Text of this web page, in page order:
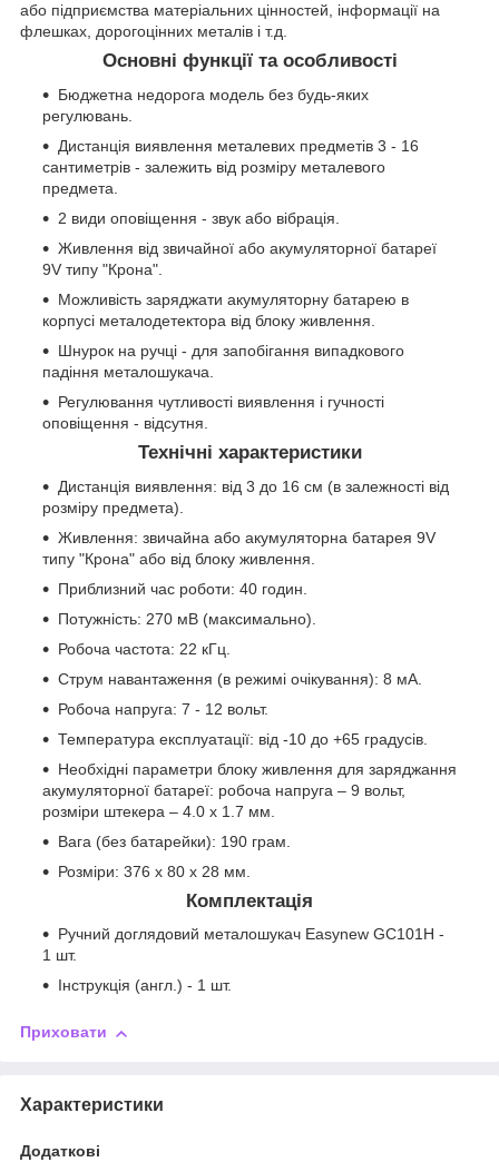
або підприємства матеріальних цінностей, інформації на
флешках, дорогоцінних металів і т.д.
Основні функції та особливості
Бюджетна недорога модель без будь-яких
регулювань.
Дистанція виявлення металевих предметів 3 - 16
сантиметрів - залежить від розміру металевого
предмета.
2 види оповіщення - звук або вібрація.
Живлення від звичайної або акумуляторної батареї
9V типу "Крона".
Можливість заряджати акумуляторну батарею в
корпусі металодетектора від блоку живлення.
Шнурок на ручці - для запобігання випадкового
падіння металошукача.
Регулювання чутливості виявлення і гучності
оповіщення - відсутня.
Технічні характеристики
Дистанція виявлення: від 3 до 16 см (в залежності від
розміру предмета).
Живлення: звичайна або акумуляторна батарея 9V
типу "Крона" або від блоку живлення.
Приблизний час роботи: 40 годин.
Потужність: 270 мВ (максимально).
Робоча частота: 22 кГц.
Струм навантаження (в режимі очікування): 8 мА.
Робоча напруга: 7 - 12 вольт.
Температура експлуатації: від -10 до +65 градусів.
Необхідні параметри блоку живлення для заряджання
акумуляторної батареї: робоча напруга – 9 вольт,
розміри штекера – 4.0 х 1.7 мм.
Вага (без батарейки): 190 грам.
Розміри: 376 x 80 x 28 мм.
Комплектація
Ручний доглядовий металошукач Easynew GC101H -
1 шт.
Інструкція (англ.) - 1 шт.
Приховати
Характеристики
Додаткові